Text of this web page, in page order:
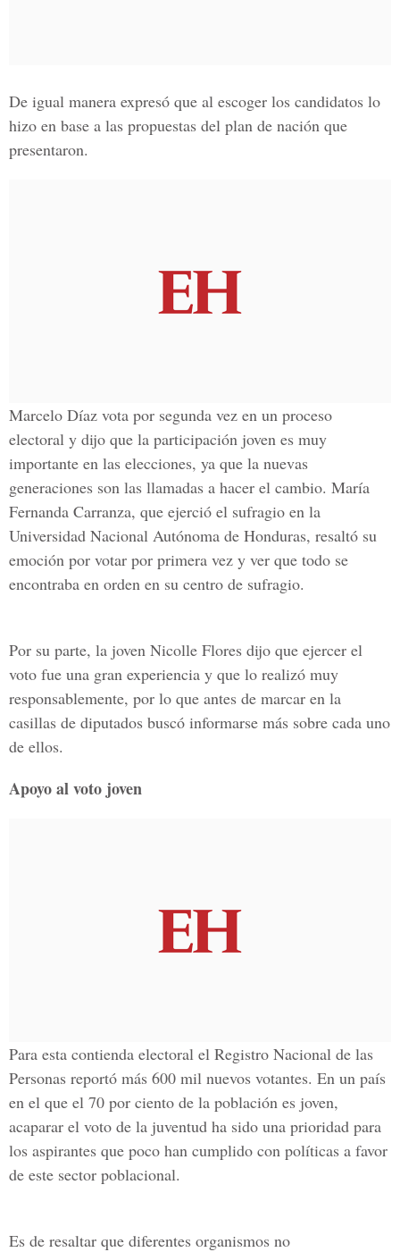
De igual manera expresó que al escoger los candidatos lo
hizo en base a las propuestas del plan de nación que
presentaron.
Marcelo Díaz vota por segunda vez en un proceso
electoral y dijo que la participación joven es muy
importante en las elecciones, ya que la nuevas
generaciones son las llamadas a hacer el cambio. María
Fernanda Carranza, que ejerció el sufragio en la
Universidad Nacional Autónoma de Honduras, resaltó su
emoción por votar por primera vez y ver que todo se
encontraba en orden en su centro de sufragio.
Por su parte, la joven Nicolle Flores dijo que ejercer el
voto fue una gran experiencia y que lo realizó muy
responsablemente, por lo que antes de marcar en la
casillas de diputados buscó informarse más sobre cada uno
de ellos.
Apoyo al voto joven
Para esta contienda electoral el Registro Nacional de las
Personas reportó más 600 mil nuevos votantes. En un país
en el que el 70 por ciento de la población es joven,
acaparar el voto de la juventud ha sido una prioridad para
los aspirantes que poco han cumplido con políticas a favor
de este sector poblacional.
Es de resaltar que diferentes organismos no